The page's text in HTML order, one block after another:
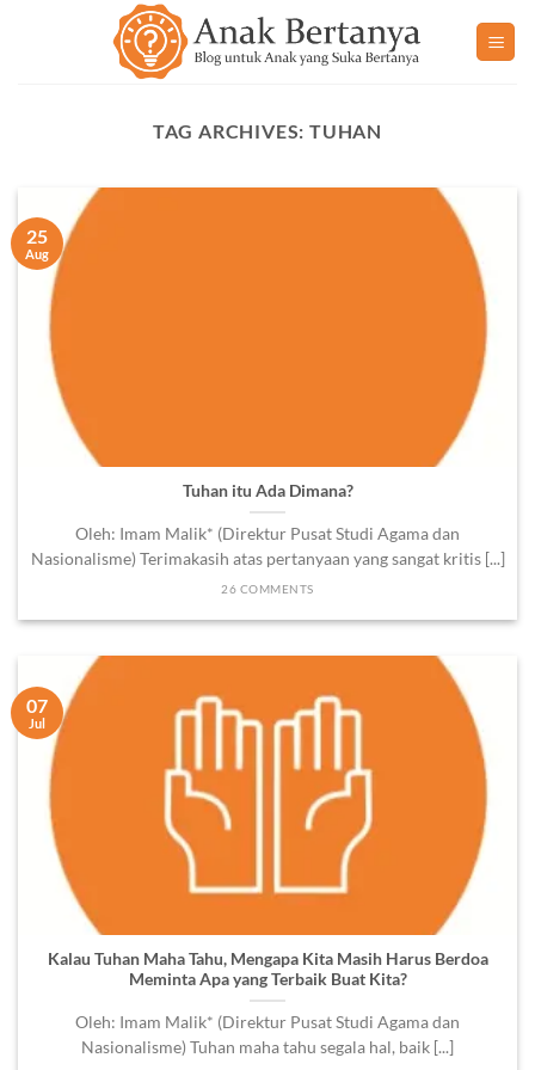
TAG ARCHIVES:TUHAN
Tuhan itu Ada Dimana?
Oleh: Imam Malik* (Direktur Pusat Studi Agama dan
Nasionalisme) Terimakasih atas pertanyaan yang sangat kritis [...]
26 COMMENTS
25
Aug
Kalau Tuhan Maha Tahu, Mengapa Kita Masih Harus Berdoa
Meminta Apa yang Terbaik Buat Kita?
Oleh: Imam Malik* (Direktur Pusat Studi Agama dan
Nasionalisme) Tuhan maha tahu segala hal, baik [...]
07
Jul